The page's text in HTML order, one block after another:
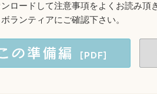
ロードして注意事項をよくお読み頂
ランティアにご確認下さい。